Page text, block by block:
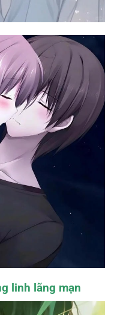
linh lãng mạn